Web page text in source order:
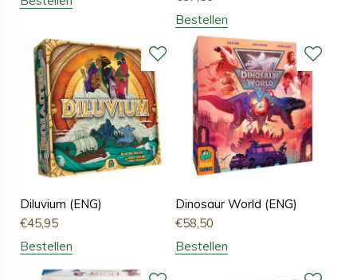
Bestellen
Diluvium (ENG)
€45,95
Bestellen
Dinosaur World (ENG)
€58,50
Bestellen